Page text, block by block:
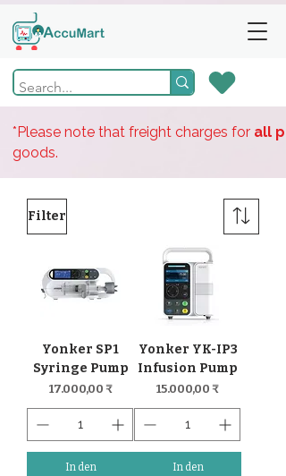
*Please note that freight charges for all
goods.
Filter
Yonker SP1
Syringe Pump
Preis
17.000,00 ₹
In den
Yonker YK-IP3
Infusion Pump
Preis
15.000,00 ₹
In den